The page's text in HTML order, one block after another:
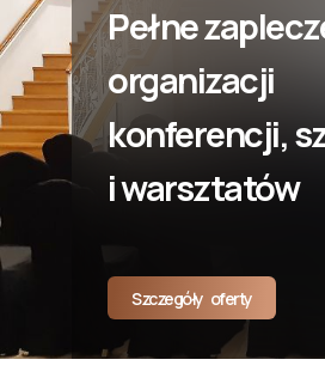
Pełne
organizacji
konferencji,
i warsztatów
Szczegóły oferty